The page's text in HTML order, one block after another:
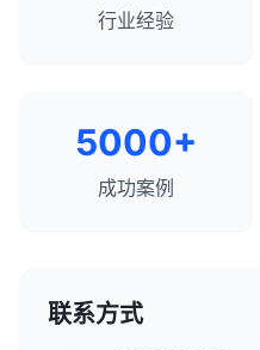
行业经验
5000+
成功案例
联系方式